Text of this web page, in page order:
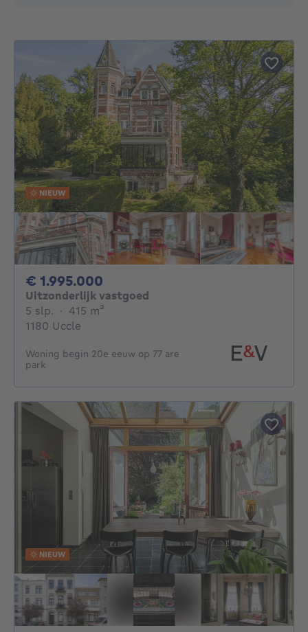
NIEUW
€ 1.995.000
Uitzonderlijk vastgoed
5 slp. 5 slaapkamers
· 415 m²
1180 Uccle
Woning begin 20e eeuw op 77 are
park
NIEUW